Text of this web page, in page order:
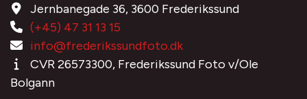
Jernbanegade 36, 3600 Frederikssund
(+45) 47 31 13 15
info@frederikssundfoto.dk
CVR 26573300, Frederikssund Foto v/Ole
Bolgann